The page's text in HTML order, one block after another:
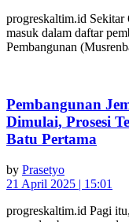
progreskaltim.id Sekitar
masuk dalam daftar
Pembangunan
Pembangunan
Dimulai, Prosesi
Batu Pertama
by Prasetyo
21 April 2025 | 15:01
progreskaltim.id Pagi